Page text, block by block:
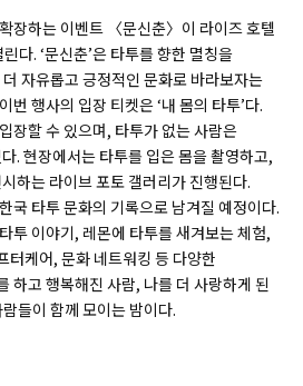
장하는 이벤트 〈문신춘〉이 라이즈 호텔
다. ‘문신춘’은 타투를 향한 멸칭을
자유롭고 긍정적인 문화로 바라보자는
번 행사의 입장 티켓은 ‘내 몸의 타투’다.
장할 수 있으며, 타투가 없는 사람은
. 현장에서는 타투를 입은 몸을 촬영하고,
하는 라이브 포토 갤러리가 진행된다.
국 타투 문화의 기록으로 남겨질 예정이다.
투 이야기, 레몬에 타투를 새겨보는 체험,
터케어, 문화 네트워킹 등 다양한
하고 행복해진 사람, 나를 더 사랑하게 된
들이 함께 모이는 밤이다.